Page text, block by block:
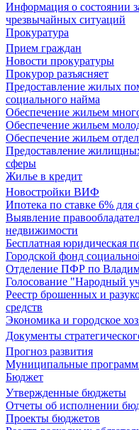
Информация о состоянии
чрезвычайных ситуаций
Прокуратура
Прием граждан
Новости прокуратуры
Прокурор разъясняет
Предоставление жилых
социального найма
Обеспечение жильем
Обеспечение жильем
Обеспечение жильем
Предоставление
сферы
Жилье в кредит
Новостройки ВИФ
Ипотека по ставке 6%
Выявление
недвижимости
Бесплатная юридическая
Городской фонд
Отделение ПФР по
Голосование "Народный
Реестр брошенных и
средств
Экономика и городское
Документы
Прогноз развития
Муниципальные
Бюджет
Утвержденные бюджеты
Отчеты об исполнении
Проекты бюджетов